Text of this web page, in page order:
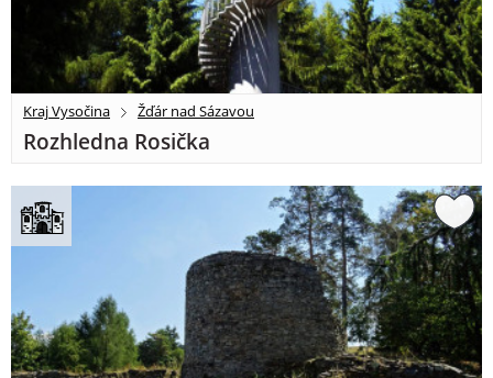
Kraj Vysočina Žďár nad Sázavou
Rozhledna Rosička